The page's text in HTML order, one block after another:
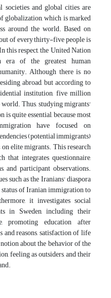
and global cities are
globalization, which is marked
around the world. Based on
of every thirty-five people is
respect, the United Nation
era of the greatest human
Although there is no
abroad, but according to
institution, five million
Thus, studying migrants'
quite essential, because most
have focused on
(potential immigrants)
elite migrants. This research
that integrates questionnaire,
and participant observations.
such as the Iranians' diaspora
of Iranian immigration to
it investigates social
in Sweden, including their
promoting education after
reasons, satisfaction of life
about the behavior of the
feeling as outsiders, and their